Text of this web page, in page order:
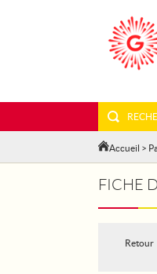
Accueil >
FICHE
Retour